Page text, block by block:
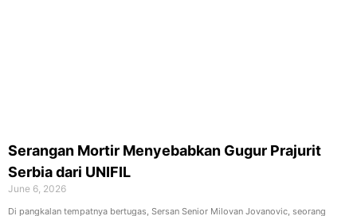
Serangan Mortir Menyebabkan Gugur Prajurit
Serbia dari UNIFIL
June 6, 2026
Di pangkalan tempatnya bertugas, Sersan Senior Milovan Jovanovic, seorang